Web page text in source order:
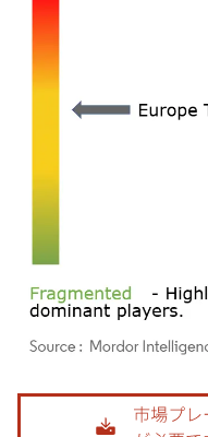
画像 © Mordor Intelligence。